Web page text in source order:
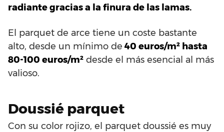
radiante gracias a la finura de las lamas.
El parquet de arce tiene un coste bastante
alto, desde un mínimo de 40 euros/m² hasta
80-100 euros/m² desde el más esencial al más
valioso.
Doussié parquet
Con su color rojizo, el parquet doussié es muy